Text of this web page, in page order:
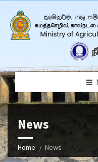
News
Home News